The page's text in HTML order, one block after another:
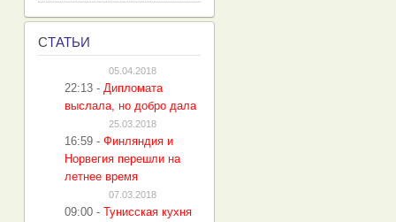
СТАТЬИ
05.04.2018
22:13 - Дипломата
выслала, но добро дала
25.03.2018
16:59 - Финляндия и
Норвегия перешли на
летнее время
07.03.2018
09:00 - Тунисская кухня